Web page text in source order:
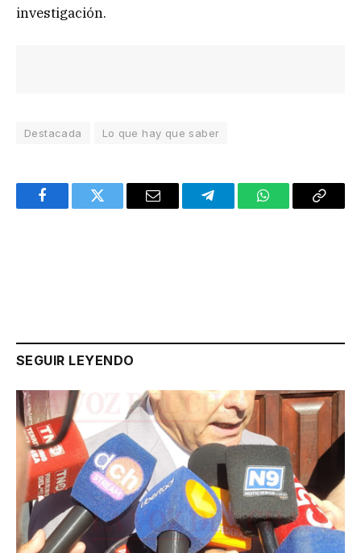
investigación.
Destacada Lo que hay que saber
FacebookTwitter Email TelegramWhatsAppCopy
SEGUIR LEYENDO